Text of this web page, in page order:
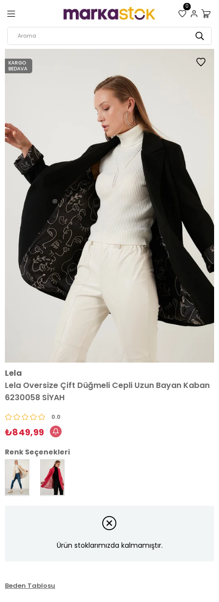
0
KARGO
BEDAVA
Lela
Lela Oversize Çift Düğmeli Cepli Uzun Bayan Kaban
6230058 SİYAH
0.0
₺849,99
Renk Seçenekleri
Ürün stoklarımızda kalmamıştır.
Beden Tablosu